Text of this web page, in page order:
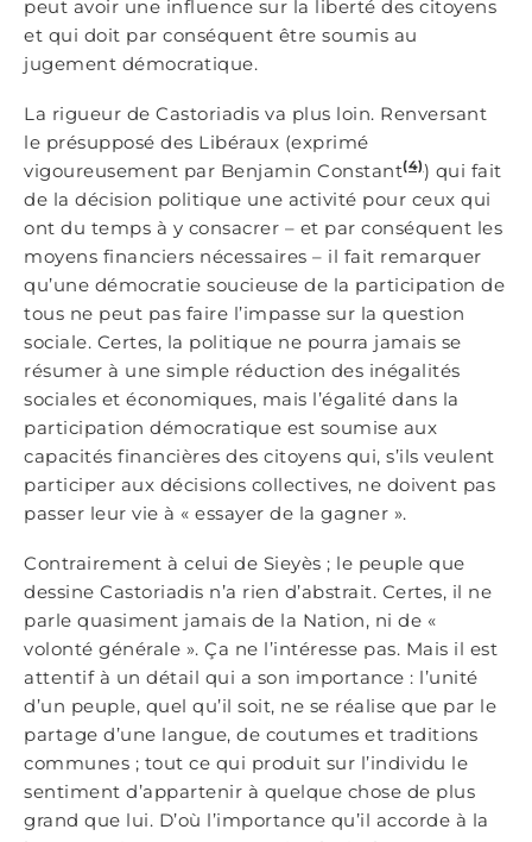
peut avoir une influence sur la liberté des citoyens
et qui doit par conséquent être soumis au
jugement démocratique.
La rigueur de Castoriadis va plus loin. Renversant
le présupposé des Libéraux (exprimé
vigoureusement par Benjamin Constant(4)) qui fait
de la décision politique une activité pour ceux qui
ont du temps à y consacrer – et par conséquent les
moyens financiers nécessaires – il fait remarquer
qu’une démocratie soucieuse de la participation de
tous ne peut pas faire l’impasse sur la question
sociale. Certes, la politique ne pourra jamais se
résumer à une simple réduction des inégalités
sociales et économiques, mais l’égalité dans la
participation démocratique est soumise aux
capacités financières des citoyens qui, s’ils veulent
participer aux décisions collectives, ne doivent pas
passer leur vie à « essayer de la gagner ».
Contrairement à celui de Sieyès ; le peuple que
dessine Castoriadis n’a rien d’abstrait. Certes, il ne
parle quasiment jamais de la Nation, ni de «
volonté générale ». Ça ne l’intéresse pas. Mais il est
attentif à un détail qui a son importance : l’unité
d’un peuple, quel qu’il soit, ne se réalise que par le
partage d’une langue, de coutumes et traditions
communes ; tout ce qui produit sur l’individu le
sentiment d’appartenir à quelque chose de plus
grand que lui. D’où l’importance qu’il accorde à la